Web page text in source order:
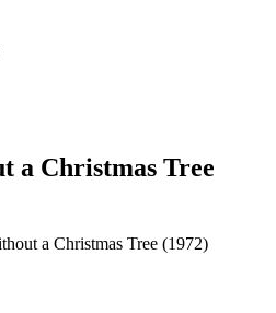
a Christmas Tree
a Christmas Tree (1972)